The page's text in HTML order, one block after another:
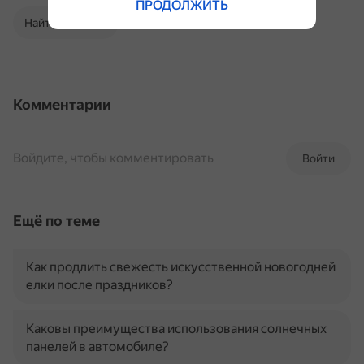
Найти в Поиске
Комментарии
Войти
Войдите, чтобы комментировать
Ещё по теме
Как продлить свежесть искусственной новогодней
елки после праздников?
Каковы преимущества использования солнечных
панелей в автомобиле?
ПРОДОЛЖИТЬ